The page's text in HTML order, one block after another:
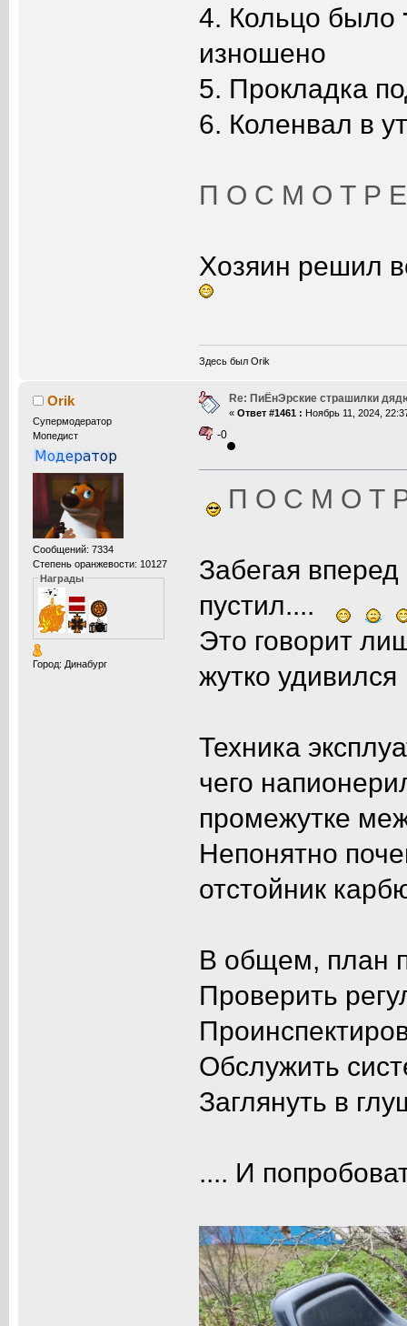
4. Кольцо было
изношено
5. Прокладка
6. Коленвал в
П О С М О Т Р
Хозяин решил
Здесь был Orik
Orik
Супермодератор
Мопедист
Сообщений: 7334
Степень оранжевости: 10127
Награды
Город: Динабург
Re: ПиЁнЭрские страшилки
« Ответ #1461 : Ноябрь 11, 2024,
-0
П О С М О Т
Забегая
пустил....
Это говорит
жутко
Техника
чего
промежутке
Непонятно
отстойник
В общем, план
Проверить
Обслужить
Заглянуть в
.... И